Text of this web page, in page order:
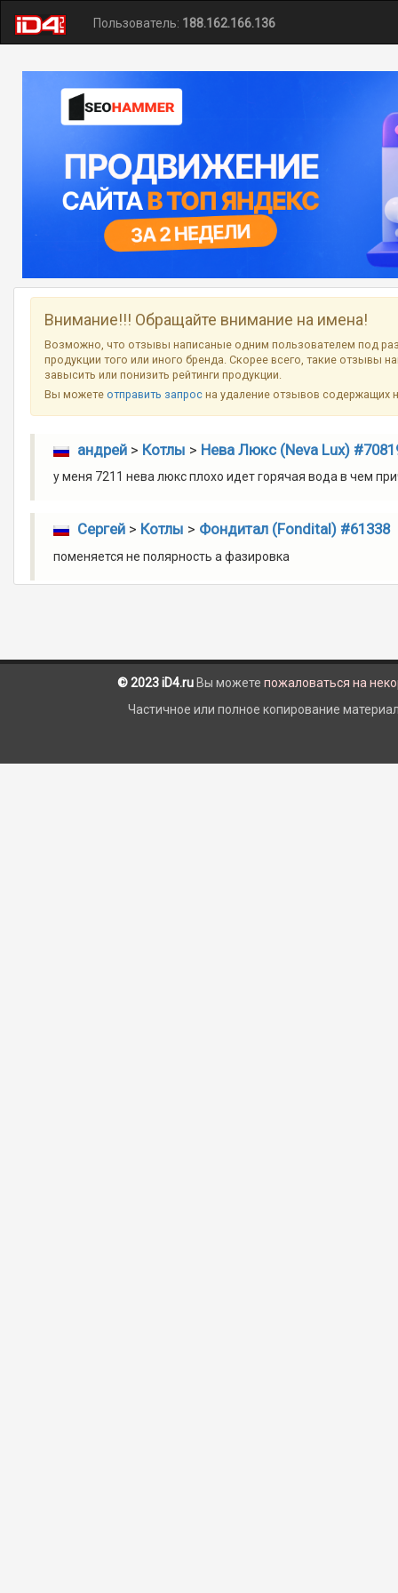
Пользователь: 188.162.166.136
Внимание!!! Обращайте внимание на имена!
Возможно, что отзывы написаные одним пользователем под
продукции того или иного бренда. Скорее всего, такие отзывы
завысить или понизить рейтинги продукции.
Вы можетеотправить запрос на удаление отзывов
андрей> Котлы > Нева Люкс (Neva Lux)
у меня 7211 нева люкс плохо идет горячая вода в чем
Сергей> Котлы > Фондитал (Fondital) #61338
поменяется не полярность а фазировка
© 2023 iD4.ru Вы можете пожаловаться на
Частичное или полное копирование